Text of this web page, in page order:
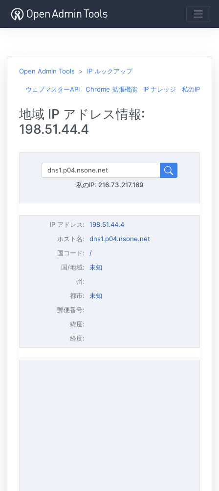
Open Admin Tools IP ルックアップ
ウェブマスターAPI Chrome 拡張機能 IP ナレッジ 私のIP
地域 IP アドレス情報:
198.51.44.4
私のIP: 216.73.217.169
IP アドレス:
198.51.44.4
ホスト名:
dns1.p04.nsone.net
国コード:
/
国/地域:
未知
州:
都市:
未知
郵便番号:
緯度:
経度: